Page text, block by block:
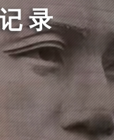
录